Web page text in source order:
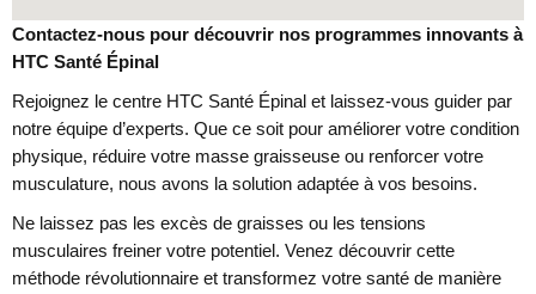
Contactez-nous pour découvrir nos programmes innovants à
HTC Santé Épinal
Rejoignez le centre HTC Santé Épinal et laissez-vous guider par
notre équipe d’experts. Que ce soit pour améliorer votre condition
physique, réduire votre masse graisseuse ou renforcer votre
musculature, nous avons la solution adaptée à vos besoins.
Ne laissez pas les excès de graisses ou les tensions
musculaires freiner votre potentiel. Venez découvrir cette
méthode révolutionnaire et transformez votre santé de manière